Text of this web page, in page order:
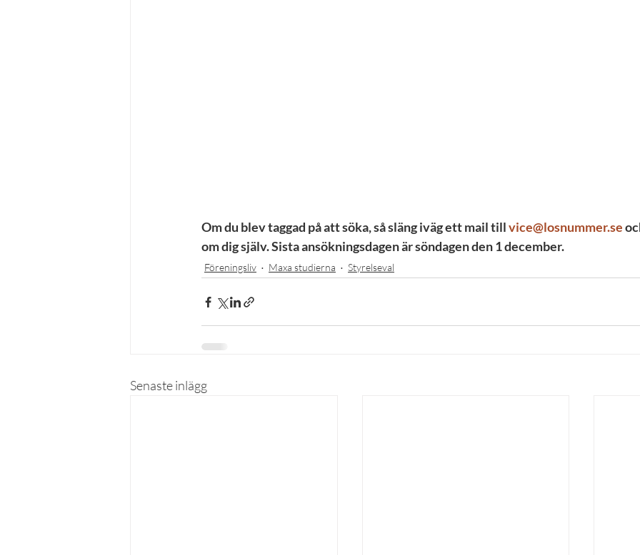
Om du blev taggad på att söka, så släng iväg ett mail till vice@losnummer.se
om dig själv. Sista ansökningsdagen är söndagen den 1 december.
Föreningsliv Maxa studierna Styrelseval
Senaste inlägg